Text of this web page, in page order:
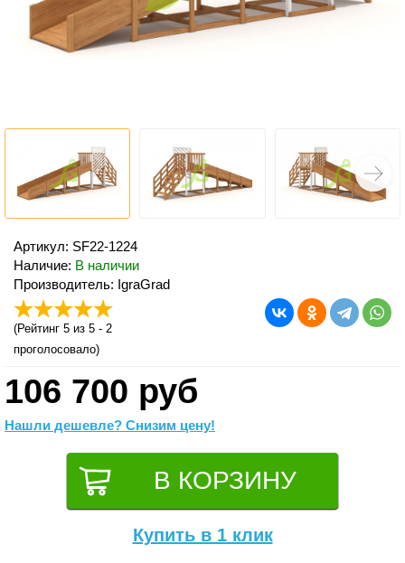
Артикул: SF22-1224
Наличие: В наличии
Производитель: IgraGrad
(Рейтинг 5 из 5 - 2
проголосовало)
106 700 руб
Нашли дешевле? Снизим цену!
Купить в 1 клик